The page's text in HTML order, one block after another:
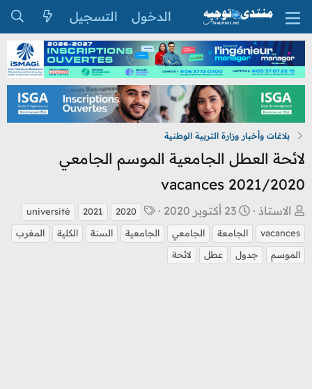
الدخول التسجيل
بلاغات وأخبار وزارة التربية الوطنية
لائحة العطل الجامعية الموسم الجامعي
2021/2020 vacances
ب
ا
د
ئ
الاستاذ
ت
ا
ر
ي
23 أكتوبر 2020
ل
2020
2021
université
vacances
الجامعة الجامعي الجامعية السنة الكلية
المغرب
الموسم
جدول عطل لائحة